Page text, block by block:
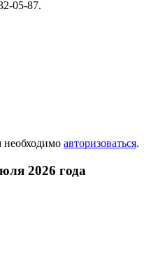
05-87.
необходимо авторизоваться.
2026 года